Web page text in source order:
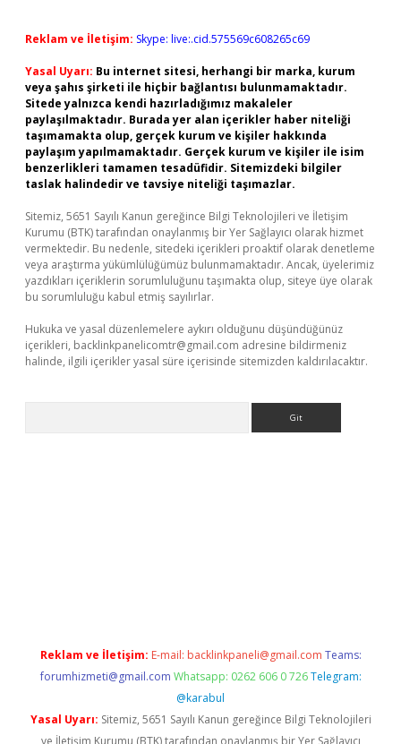
Reklam ve İletişim: Skype: live:.cid.575569c608265c69
Yasal Uyarı: Bu internet sitesi, herhangi bir marka, kurum
veya şahıs şirketi ile hiçbir bağlantısı bulunmamaktadır.
Sitede yalnızca kendi hazırladığımız makaleler
paylaşılmaktadır. Burada yer alan içerikler haber niteliği
taşımamakta olup, gerçek kurum ve kişiler hakkında
paylaşım yapılmamaktadır. Gerçek kurum ve kişiler ile isim
benzerlikleri tamamen tesadüfidir. Sitemizdeki bilgiler
taslak halindedir ve tavsiye niteliği taşımazlar.
Sitemiz, 5651 Sayılı Kanun gereğince Bilgi Teknolojileri ve İletişim
Kurumu (BTK) tarafından onaylanmış bir Yer Sağlayıcı olarak hizmet
vermektedir. Bu nedenle, sitedeki içerikleri proaktif olarak denetleme
veya araştırma yükümlülüğümüz bulunmamaktadır. Ancak, üyelerimiz
yazdıkları içeriklerin sorumluluğunu taşımakta olup, siteye üye olarak
bu sorumluluğu kabul etmiş sayılırlar.
Hukuka ve yasal düzenlemelere aykırı olduğunu düşündüğünüz
içerikleri, backlinkpanelicomtr@gmail.com adresine bildirmeniz
halinde, ilgili içerikler yasal süre içerisinde sitemizden kaldırılacaktır.
Reklam ve İletişim: E-mail: backlinkpaneli@gmail.com Teams:
forumhizmeti@gmail.com Whatsapp: 0262 606 0 726 Telegram:
@karabul
Yasal Uyarı: Sitemiz, 5651 Sayılı Kanun gereğince Bilgi Teknolojileri
ve İletişim Kurumu (BTK) tarafından onaylanmış bir Yer Sağlayıcı